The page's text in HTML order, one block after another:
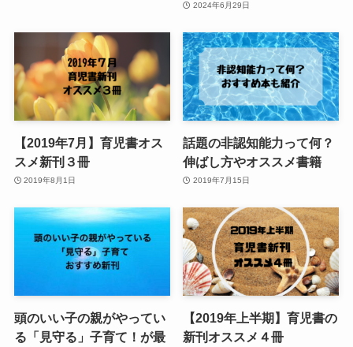
2024年6月29日
【2019年7月】育児書オス
スメ新刊３冊
2019年8月1日
話題の非認知能力って何？
伸ばし方やオススメ書籍
2019年7月15日
頭のいい子の親がやってい
る「見守る」子育て！が最
【2019年上半期】育児書の
新刊オススメ４冊